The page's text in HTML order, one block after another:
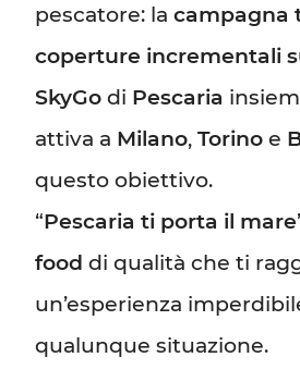
pescatore: lacampagna
coperture incrementali
SkyGodi Pescaria
attiva a Milano,Torinoe
questo obiettivo.
“Pescaria ti porta il mare
food di qualità che ti
un’esperienza
qualunque situazione.